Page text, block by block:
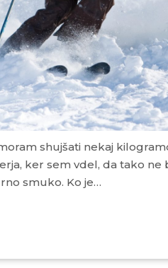
ker sem vdel, da tako ne
smuko. Ko je…